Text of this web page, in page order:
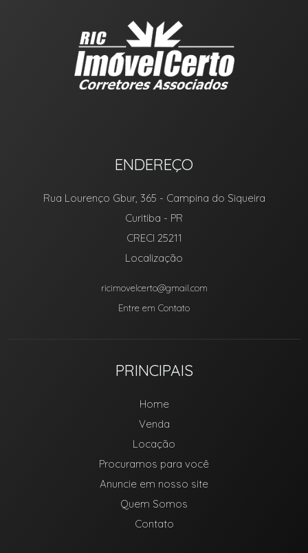
ENDEREÇO
Rua Lourenço Gbur, 365 - Campina do Siqueira
Curitiba - PR
CRECI 25211
Localização
ricimovelcerto@gmail.com
Entre em Contato
PRINCIPAIS
Home
Venda
Locação
Procuramos para você
Anuncie em nosso site
Quem Somos
Contato